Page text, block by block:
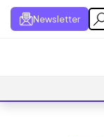
Newsletter